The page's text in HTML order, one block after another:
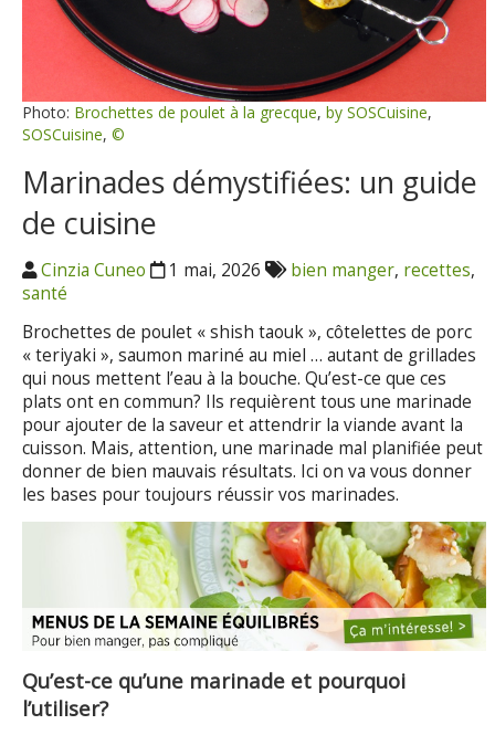
Photo: Brochettes de poulet à la grecque, by SOSCuisine,
SOSCuisine, ©
Marinades démystifiées: un guide
de cuisine
Cinzia Cuneo 1 mai, 2026 bien manger, recettes,
santé
Brochettes de poulet « shish taouk », côtelettes de porc
« teriyaki », saumon mariné au miel … autant de grillades
qui nous mettent l’eau à la bouche. Qu’est-ce que ces
plats ont en commun? Ils requièrent tous une marinade
pour ajouter de la saveur et attendrir la viande avant la
cuisson. Mais, attention, une marinade mal planifiée peut
donner de bien mauvais résultats. Ici on va vous donner
les bases pour toujours réussir vos marinades.
Qu’est-ce qu’une marinade et pourquoi
l’utiliser?